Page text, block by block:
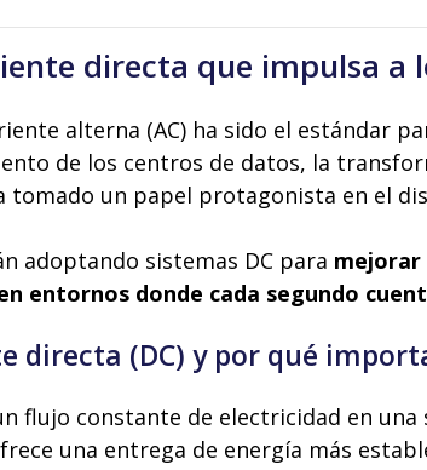
directa que impulsa
alterna (AC) ha sido el estándar
de los centros de datos, la
tomado un papel protagonista en el
adoptando sistemas DC para mejorar
entornos donde cada segundo
directa (DC) y por qué
flujo constante de electricidad en
una entrega de energía más